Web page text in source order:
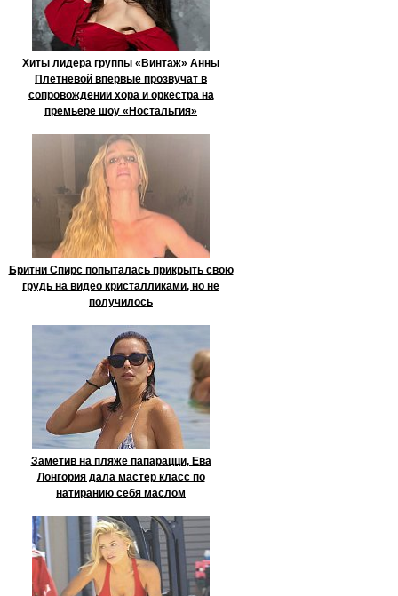
Хиты лидера группы «Винтаж» Анны
Плетневой впервые прозвучат в
сопровождении хора и оркестра на
премьере шоу «Ностальгия»
Бритни Спирс попыталась прикрыть свою
грудь на видео кристалликами, но не
получилось
Заметив на пляже папарацци, Ева
Лонгория дала мастер класс по
натиранию себя маслом